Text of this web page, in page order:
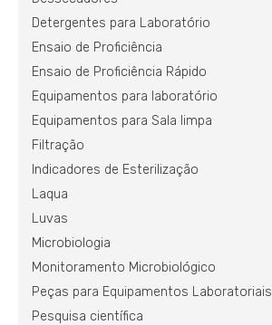
Detergentes para Laboratório
Ensaio de Proficiência
Ensaio de Proficiência Rápido
Equipamentos para laboratório
Equipamentos para Sala limpa
Filtração
Indicadores de Esterilização
Laqua
Luvas
Microbiologia
Monitoramento Microbiológico
Peças para Equipamentos Laboratoriais
Pesquisa científica